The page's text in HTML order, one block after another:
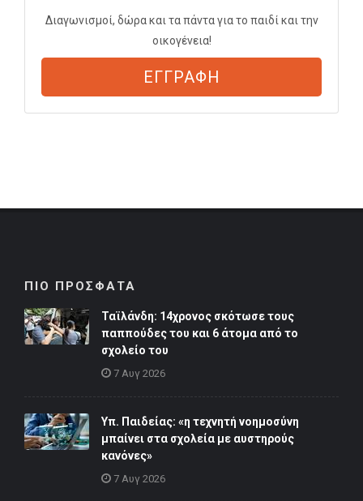
Διαγωνισμοί, δώρα και τα πάντα για το παιδί και την
οικογένεια!
ΕΓΓΡΑΦΗ
ΠΙΟ ΠΡΟΣΦΑΤΑ
Ταϊλάνδη: 14χρονος σκότωσε τους
παππούδες του και 6 άτομα από το
σχολείο του
7 Αυγ 2026
Υπ. Παιδείας: «η τεχνητή νοημοσύνη
μπαίνει στα σχολεία με αυστηρούς
κανόνες»
7 Αυγ 2026